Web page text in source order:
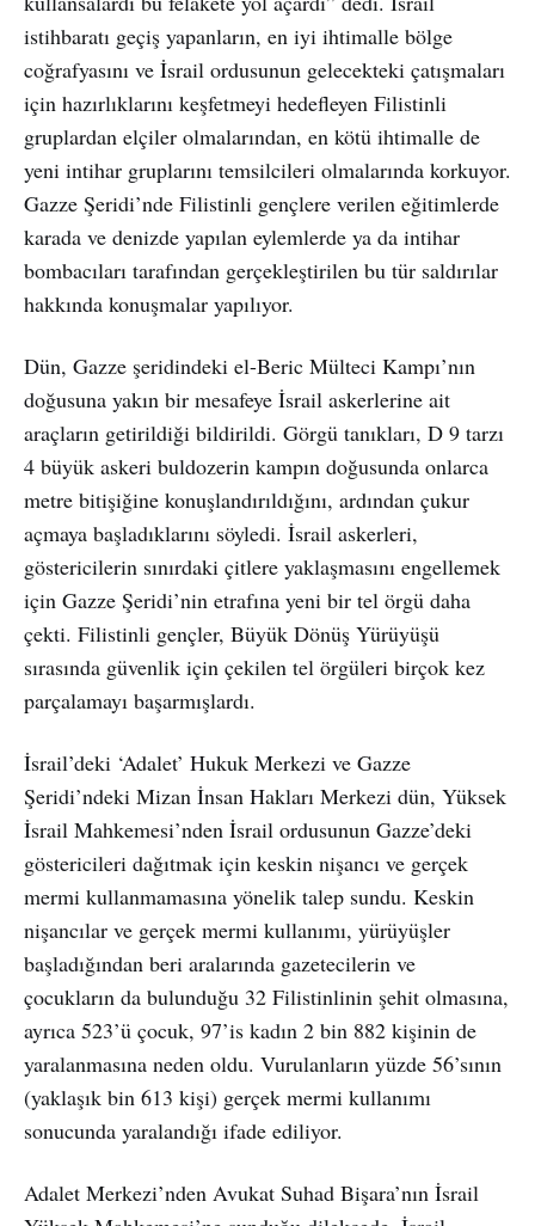
istihbaratı geçiş yapanların, en iyi ihtimalle bölge
coğrafyasını ve İsrail ordusunun gelecekteki çatışmaları
için hazırlıklarını keşfetmeyi hedefleyen Filistinli
gruplardan elçiler olmalarından, en kötü ihtimalle de
yeni intihar gruplarını temsilcileri olmalarında korkuyor.
Gazze Şeridi’nde Filistinli gençlere verilen eğitimlerde
karada ve denizde yapılan eylemlerde ya da intihar
bombacıları tarafından gerçekleştirilen bu tür saldırılar
hakkında konuşmalar yapılıyor.
Dün, Gazze şeridindeki el-Beric Mülteci Kampı’nın
doğusuna yakın bir mesafeye İsrail askerlerine ait
araçların getirildiği bildirildi. Görgü tanıkları, D 9 tarzı
4 büyük askeri buldozerin kampın doğusunda onlarca
metre bitişiğine konuşlandırıldığını, ardından çukur
açmaya başladıklarını söyledi. İsrail askerleri,
göstericilerin sınırdaki çitlere yaklaşmasını engellemek
için Gazze Şeridi’nin etrafına yeni bir tel örgü daha
çekti. Filistinli gençler, Büyük Dönüş Yürüyüşü
sırasında güvenlik için çekilen tel örgüleri birçok kez
parçalamayı başarmışlardı.
İsrail’deki ‘Adalet’ Hukuk Merkezi ve Gazze
Şeridi’ndeki Mizan İnsan Hakları Merkezi dün, Yüksek
İsrail Mahkemesi’nden İsrail ordusunun Gazze’deki
göstericileri dağıtmak için keskin nişancı ve gerçek
mermi kullanmamasına yönelik talep sundu. Keskin
nişancılar ve gerçek mermi kullanımı, yürüyüşler
başladığından beri aralarında gazetecilerin ve
çocukların da bulunduğu 32 Filistinlinin şehit olmasına,
ayrıca 523’ü çocuk, 97’is kadın 2 bin 882 kişinin de
yaralanmasına neden oldu. Vurulanların yüzde 56’sının
(yaklaşık bin 613 kişi) gerçek mermi kullanımı
sonucunda yaralandığı ifade ediliyor.
Adalet Merkezi’nden Avukat Suhad Bişara’nın İsrail